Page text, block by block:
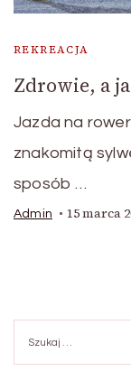
REKREACJA
Zdrowie, a
Jazda na
znakomitą
sposób …
Admin 15 marca